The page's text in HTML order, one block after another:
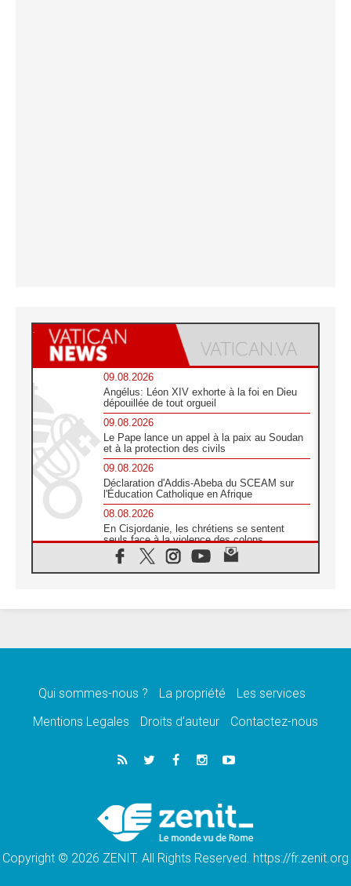
09.08.2026
Angélus: Léon XIV exhorte à la foi en Dieu
dépouillée de tout orgueil
09.08.2026
Le Pape lance un appel à la paix au Soudan
et à la protection des civils
09.08.2026
Déclaration d'Addis-Abeba du SCEAM sur
l'Éducation Catholique en Afrique
08.08.2026
En Cisjordanie, les chrétiens se sentent
seuls face à la violence des colons
08.08.2026
Léon XIV au sanctuaire de Notre Dame du
08.08.2026
08.08.2026
catholiques
Au Bangladesh, l'Église accompagne les
Dalits sur le chemin de la dignité
Philippines: le vicariat apostolique de
Calapan devient un diocèse
Qui sommes-nous ? La propriété
Les services
Mentions Legales
Droits d’auteur Contactez-nous
Copyright © 2026 ZENIT. All Rights Reserved. https://fr.zenit.org